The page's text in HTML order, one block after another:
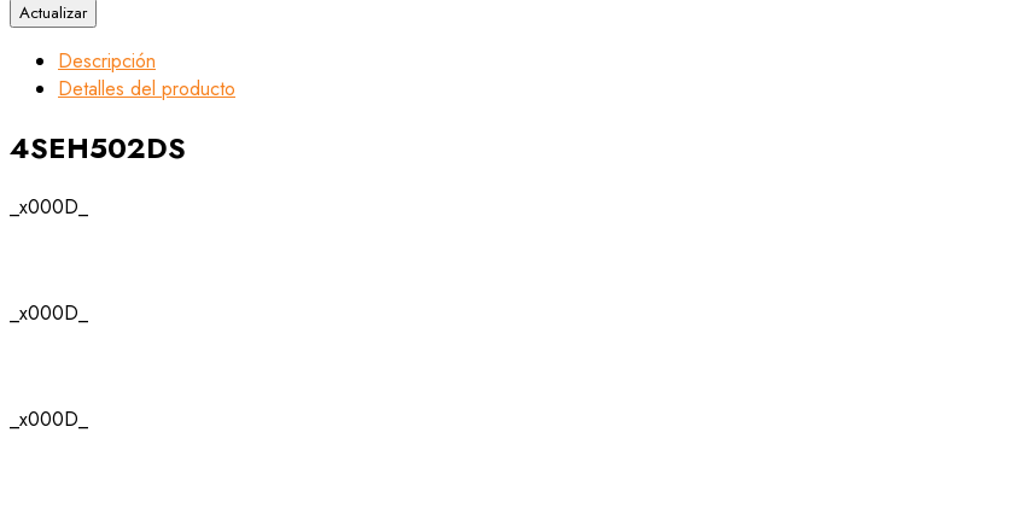
Descripción
Detalles del producto
4SEH502DS
_x000D_
_x000D_
_x000D_